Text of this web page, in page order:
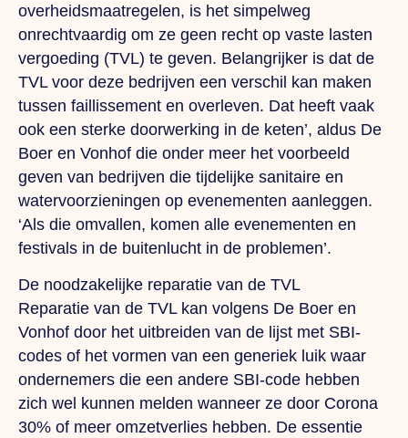
overheidsmaatregelen, is het simpelweg
onrechtvaardig om ze geen recht op vaste lasten
vergoeding (TVL) te geven. Belangrijker is dat de
TVL voor deze bedrijven een verschil kan maken
tussen faillissement en overleven. Dat heeft vaak
ook een sterke doorwerking in de keten’, aldus De
Boer en Vonhof die onder meer het voorbeeld
geven van bedrijven die tijdelijke sanitaire en
watervoorzieningen op evenementen aanleggen.
‘Als die omvallen, komen alle evenementen en
festivals in de buitenlucht in de problemen’.
De noodzakelijke reparatie van de TVL
Reparatie van de TVL kan volgens De Boer en
Vonhof door het uitbreiden van de lijst met SBI-
codes of het vormen van een generiek luik waar
ondernemers die een andere SBI-code hebben
zich wel kunnen melden wanneer ze door Corona
30% of meer omzetverlies hebben. De essentie